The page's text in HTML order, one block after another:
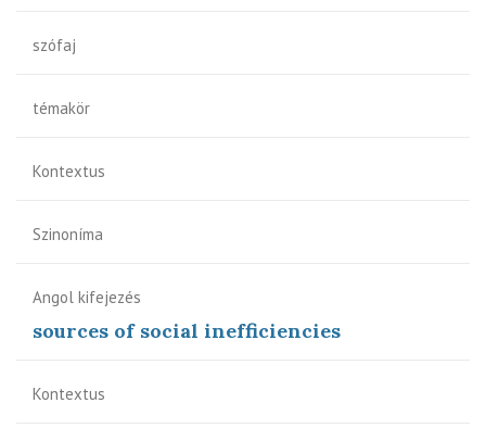
szófaj
témakör
Kontextus
Szinoníma
Angol kifejezés
sources of social inefficiencies
Kontextus